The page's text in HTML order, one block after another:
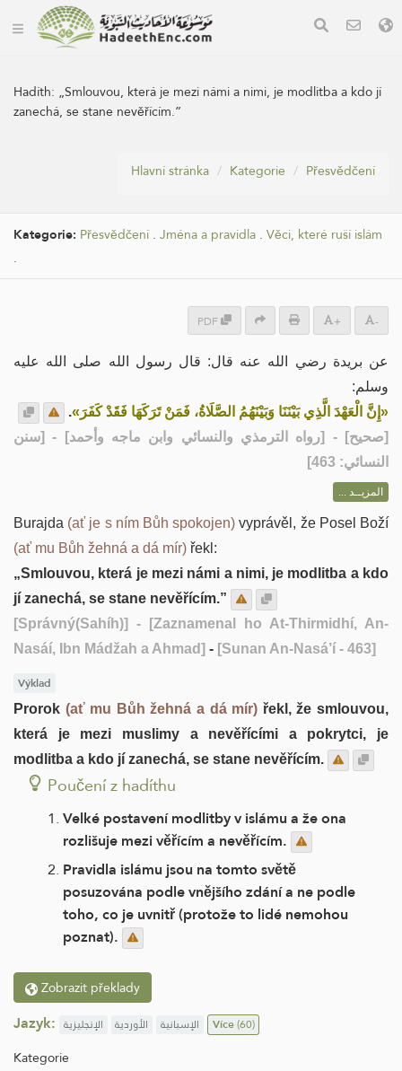
Hadíth: „Smlouvou, která je mezi námi a nimi, je modlitba a kdo jí
zanechá, se stane nevěřícím.”
Hlavní stránka Kategorie Přesvědčení
Kategorie: Přesvědčení . Jména a pravidla . Věci, které ruší islám
.
PDF + -
عن بريدة رضي الله عنه قال: قال رسول الله صلى الله عليه
وسلم:
«إِنَّ الْعَهْدَ الَّذِي بَيْنَنَا وَبَيْنَهُمُ الصَّلَاةُ، فَمَنْ تَرَكَهَا فَقَدْ كَفَرَ».
[صحيح] - [رواه الترمذي والنسائي وابن ماجه وأحمد] - [سنن
النسائي: 463]
المزيــد ...
Burajda (ať je s ním Bůh spokojen) vyprávěl, že Posel Boží
(ať mu Bůh žehná a dá mír) řekl:
„Smlouvou, která je mezi námi a nimi, je modlitba a kdo
jí zanechá, se stane nevěřícím.”
[Správný(Sahíh)]
- [Zaznamenal ho At-Thirmidhí, An-
Nasáí, Ibn Mádžah a Ahmad] - [Sunan An-Nasá’í - 463]
Výklad
Prorok (ať mu Bůh žehná a dá mír) řekl, že smlouvou,
která je mezi muslimy a nevěřícími a pokrytci, je
modlitba a kdo jí zanechá, se stane nevěřícím.
Poučení z hadíthu
Velké postavení modlitby v islámu a že ona
rozlišuje mezi věřícím a nevěřícím.
Pravidla islámu jsou na tomto světě
posuzována podle vnějšího zdání a ne podle
toho, co je uvnitř (protože to lidé nemohou
poznat).
Zobrazit překlady
Jazyk: الإنجليزية الأوردية الإسبانية Více(60)
Kategorie